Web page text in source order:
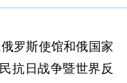
俄罗斯使馆和俄国家
抗日战争暨世界反